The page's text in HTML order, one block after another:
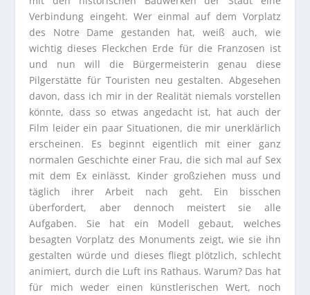
Verbindung eingeht. Wer einmal auf dem Vorplatz
des Notre Dame gestanden hat, weiß auch, wie
wichtig dieses Fleckchen Erde für die Franzosen ist
und nun will die Bürgermeisterin genau diese
Pilgerstätte für Touristen neu gestalten. Abgesehen
davon, dass ich mir in der Realität niemals vorstellen
könnte, dass so etwas angedacht ist, hat auch der
Film leider ein paar Situationen, die mir unerklärlich
erscheinen. Es beginnt eigentlich mit einer ganz
normalen Geschichte einer Frau, die sich mal auf Sex
mit dem Ex einlässt, Kinder großziehen muss und
täglich ihrer Arbeit nach geht. Ein bisschen
überfordert, aber dennoch meistert sie alle
Aufgaben. Sie hat ein Modell gebaut, welches
besagten Vorplatz des Monuments zeigt, wie sie ihn
gestalten würde und dieses fliegt plötzlich, schlecht
animiert, durch die Luft ins Rathaus. Warum? Das hat
für mich weder einen künstlerischen Wert, noch